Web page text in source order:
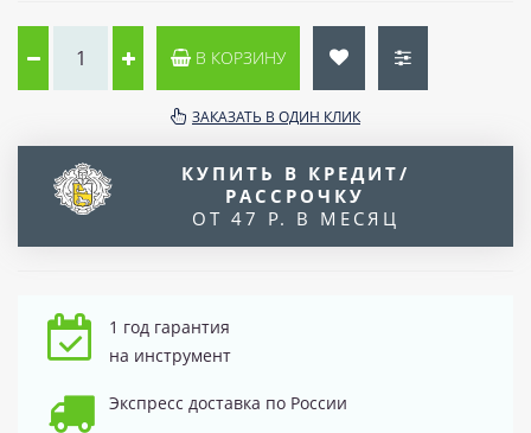
В КОРЗИНУ
ЗАКАЗАТЬ В ОДИН КЛИК
КУПИТЬ В КРЕДИТ/
РАССРОЧКУ
ОТ 47 Р. В МЕСЯЦ
1 год гарантия
на инструмент
Экспресс доставка по России